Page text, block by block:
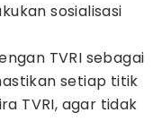
sosialisasi
TVRI sebagai
setiap titik
TVRI, agar tidak